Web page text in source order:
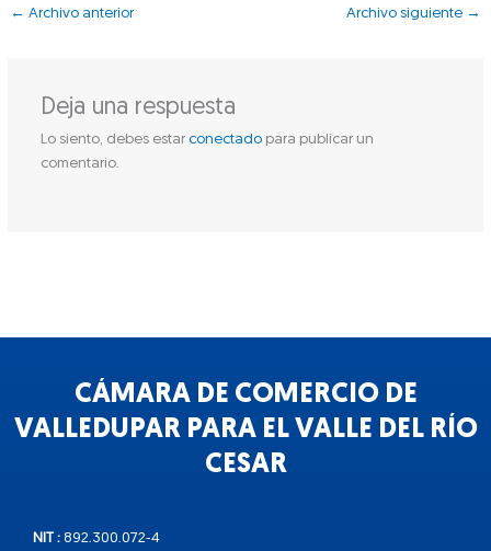
← Archivo anterior Archivo siguiente →
Deja una respuesta
Lo siento, debes estar conectadopara publicar un
comentario.
CÁMARA DE COMERCIO DE
VALLEDUPAR PARA EL VALLE DEL RÍO
CESAR
NIT : 892.300.072-4